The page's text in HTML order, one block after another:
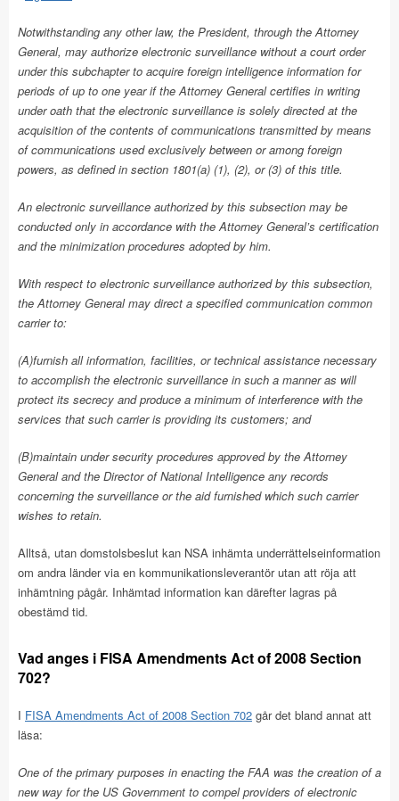
Notwithstanding any other law, the President, through the Attorney
General, may authorize electronic surveillance without a court order
under this subchapter to acquire foreign intelligence information for
periods of up to one year if the Attorney General certifies in writing
under oath that the electronic surveillance is solely directed at the
acquisition of the contents of communications transmitted by means
of communications used exclusively between or among foreign
powers, as defined in section 1801(a) (1), (2), or (3) of this title.
An electronic surveillance authorized by this subsection may be
conducted only in accordance with the Attorney General’s certification
and the minimization procedures adopted by him.
With respect to electronic surveillance authorized by this subsection,
the Attorney General may direct a specified communication common
carrier to:
(A)furnish all information, facilities, or technical assistance necessary
to accomplish the electronic surveillance in such a manner as will
protect its secrecy and produce a minimum of interference with the
services that such carrier is providing its customers; and
(B)maintain under security procedures approved by the Attorney
General and the Director of National Intelligence any records
concerning the surveillance or the aid furnished which such carrier
wishes to retain.
Alltså, utan domstolsbeslut kan NSA inhämta underrättelseinformation
om andra länder via en kommunikationsleverantör utan att röja att
inhämtning pågår. Inhämtad information kan därefter lagras på
obestämd tid.
Vad anges i FISA Amendments Act of 2008 Section
702?
I FISA Amendments Act of 2008 Section 702 går det bland annat att
läsa:
One of the primary purposes in enacting the FAA was the creation of a
new way for the US Government to compel providers of electronic